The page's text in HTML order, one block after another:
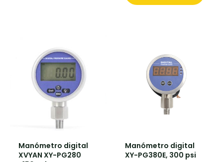
Manómetro digital
XVYAN XY-PG280
Manómetro digital
XY-PG380E, 300 psi